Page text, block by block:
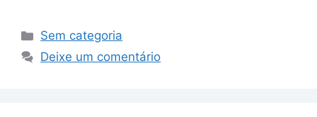
Sem categoria
Deixe um comentário